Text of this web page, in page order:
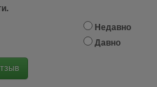
Недавно
Давно